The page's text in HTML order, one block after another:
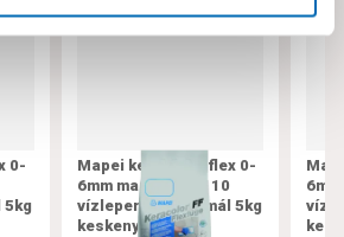
0-
Mapei keracolor flex 0-
6mm manhattan 110
vízlepergető normál 5kg
keskeny fugázó